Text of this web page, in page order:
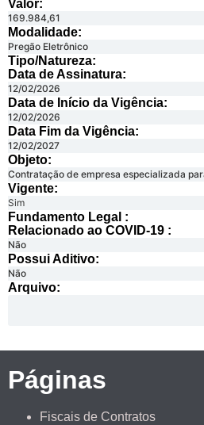
Valor:
169.984,61
Modalidade:
Pregão Eletrônico
Tipo/Natureza:
Data de Assinatura:
12/02/2026
Data de Início da Vigência:
12/02/2026
Data Fim da Vigência:
12/02/2027
Objeto:
Contratação de empresa especializada
Vigente:
Sim
Fundamento Legal :​
Relacionado ao COVID-19 :​
Não
Possui Aditivo:​
Não
Arquivo:
Páginas
Fiscais de Contratos